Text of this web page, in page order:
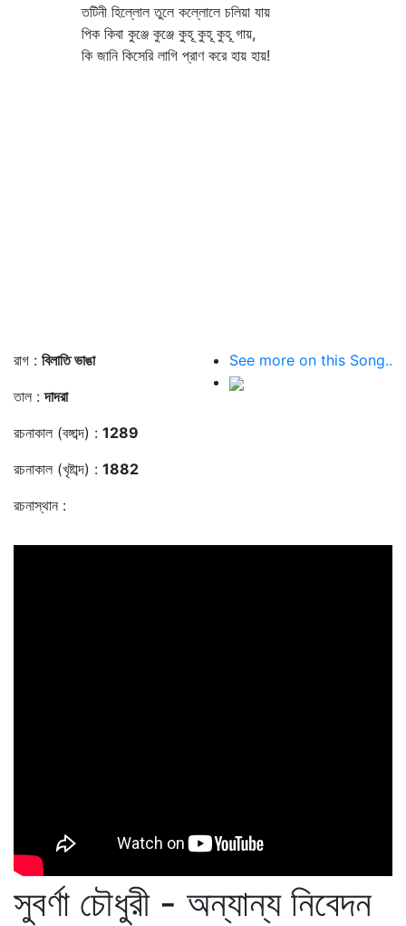
তটিনী হিল্লোল তুলে কল্লোলে চলিয়া যায়
পিক কিবা কুঞ্জে কুঞ্জে কুহূ কুহূ কুহূ গায়,
কি জানি কিসেরি লাগি প্রাণ করে হায় হায়!
রাগ : বিলাতি ভাঙা
তাল :দাদরা
রচনাকাল (বঙ্গাব্দ) : 1289
রচনাকাল (খৃষ্টাব্দ) : 1882
রচনাস্থান :
See more on this Song..
সুবর্ণা চৌধুরী - অন্যান্য নিবেদন